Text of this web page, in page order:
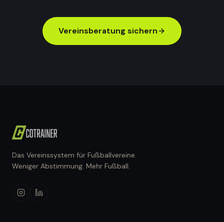
Vereinsberatung sichern
Das Vereinssystem für Fußballvereine.
Weniger Abstimmung. Mehr Fußball.